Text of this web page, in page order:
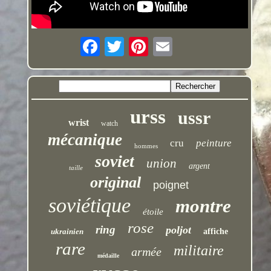
wrist watch urss ussr
mécanique hommes cru peinture
taille soviet union argent
original poignet
soviétique étoile montre
ukrainien ring rose poljot affiche
rare médaille armée militaire